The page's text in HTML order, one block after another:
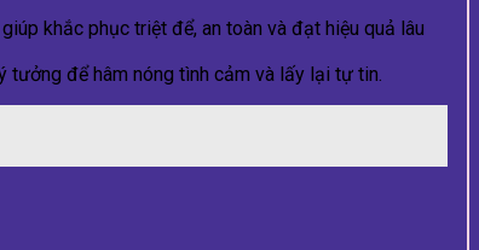
khắc phục triệt để, an toàn và đạt hiệu quả lâu
tưởng để hâm nóng tình cảm và lấy lại tự tin.